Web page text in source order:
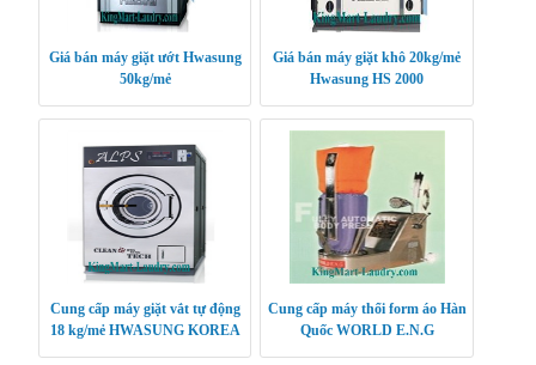
Giá bán máy giặt ướt Hwasung
50kg/mẻ
Giá bán máy giặt khô 20kg/mẻ
Hwasung HS 2000
Cung cấp máy giặt vắt tự động
18 kg/mẻ HWASUNG KOREA
Cung cấp máy thổi form áo Hàn
Quốc WORLD E.N.G